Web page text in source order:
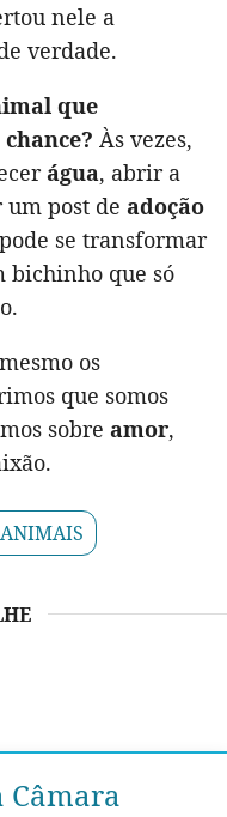
nele a
verdade.
que
Às vezes,
água, abrir a
post de adoção
pode se transformar
bichinho que só
os
que somos
sobre amor,
Câmara